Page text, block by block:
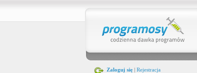
Zaloguj się| Rejestracja